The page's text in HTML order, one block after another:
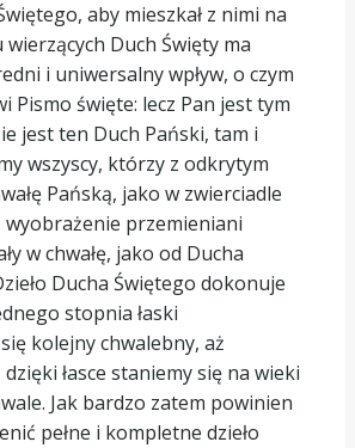
aby mieszkał z nimi na
wierzących Duch Święty ma
i uniwersalny wpływ, o czym
Pismo święte: lecz Pan jest tym
jest ten Duch Pański, tam i
wszyscy, którzy z odkrytym
Pańską, jako w zwierciadle
przemieniani
w chwałę, jako od Ducha
Ducha Świętego dokonuje
stopnia łaski
kolejny chwalebny, aż
łasce staniemy się na wieki
Jak bardzo zatem powinien
pełne i kompletne dzieło